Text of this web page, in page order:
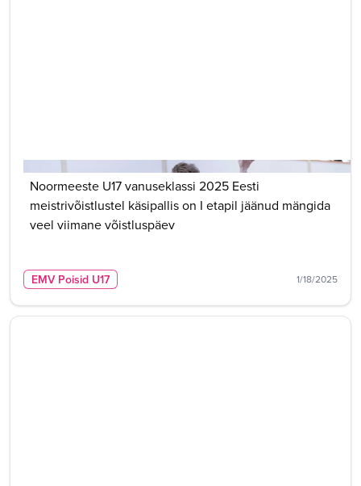
Noormeeste U17 vanuseklassi 2025 Eesti
meistrivõistlustel käsipallis on I etapil jäänud mängida
veel viimane võistluspäev
EMV Poisid U17 1/18/2025